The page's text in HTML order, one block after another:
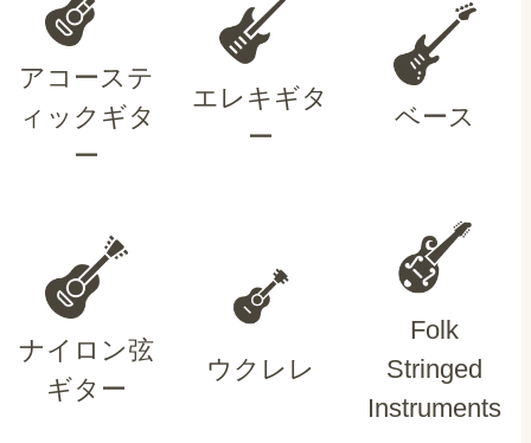
アコーステ
ィックギタ
ー
エレキギタ
ー
ベース
ナイロン弦
ギター
ウクレレ
Folk
Stringed
Instruments